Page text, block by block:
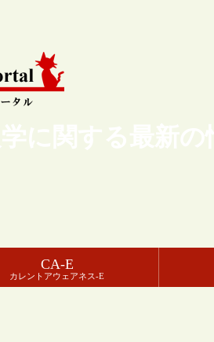
に関する最新
CA-E
カレントアウェアネス-E